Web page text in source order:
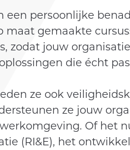
een persoonlijke
maat gemaakte
zodat jouw
die écht
ze ook
ze jouw
Of het
(RI&E), het